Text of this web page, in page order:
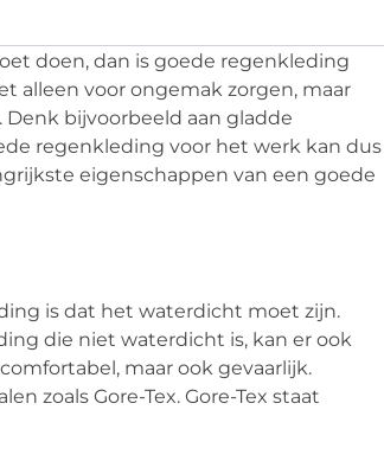
doen, dan is goede regenkleding
alleen voor ongemak zorgen, maar
bijvoorbeeld aan gladde
regenkleding voor het werk kan dus
eigenschappen van een goede
is dat het waterdicht moet zijn.
die niet waterdicht is, kan er ook
maar ook gevaarlijk.
zoals Gore-Tex. Gore-Tex staat